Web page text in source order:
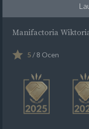
Manifactoria
5/ 8 Ocen